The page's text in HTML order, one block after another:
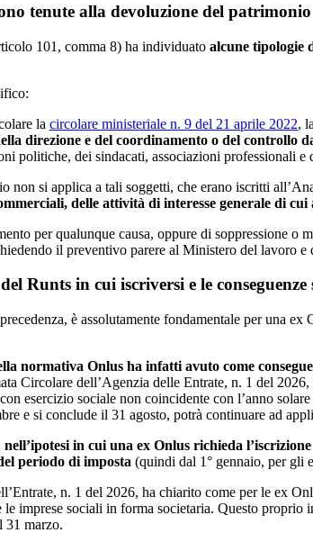
tenute alla devoluzione del patrimonio
101, comma 8) ha individuato alcune tipologie
la circolare ministeriale n. 9 del 21 aprile 2022,
direzione e del coordinamento o del controllo
politiche, dei sindacati, associazioni professionali
non si applica a tali soggetti, che erano iscritti
delle attività di interesse generale di
per qualunque causa, oppure di soppressione
il preventivo parere al Ministero del lavoro e
Runts in cui iscriversi e le
è assolutamente fondamentale per una
normativa Onlus ha infatti avuto come
Circolare dell’Agenzia delle Entrate, n. 1 del
esercizio sociale non coincidente con l’anno
e si conclude il 31 agosto, potrà continuare ad
nell’ipotesi in cui una ex Onlus richieda
periodo di imposta (quindi dal 1° gennaio, per gli
n. 1 del 2026, ha chiarito come per le ex
le imprese sociali in forma societaria. Questo
31 marzo.